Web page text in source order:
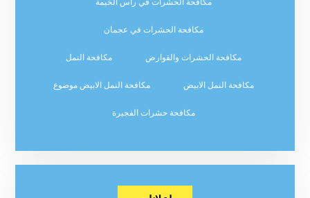
مكافحة الحشرات في راس الخيمة
مكافحة الحشرات في عجمان
مكافحة الحشرات والقوارض مكافحة النمل
مكافحة النمل الابيض مكافحة النمل الابيض موضوع
مكافحة حشرات الفجيرة